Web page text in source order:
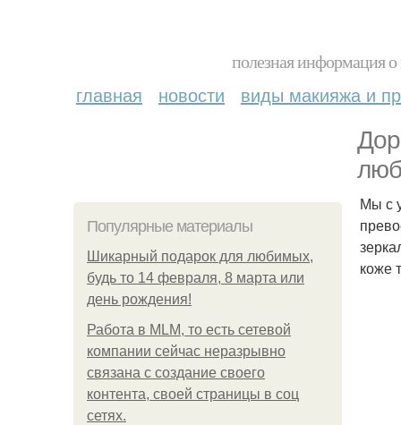
полезная информация
главная новости виды макияжа и
Популярные материалы
Шикарный подарок для любимых,
будь то 14 февраля, 8 марта или
день рождения!
Работа в MLM, то есть сетевой
компании сейчас неразрывно
связана с создание своего
контента, своей страницы в соц
сетях.
Мы с
коже